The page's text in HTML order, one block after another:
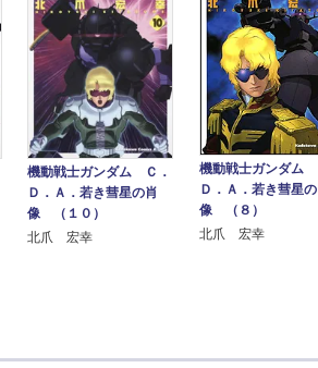
機動戦士ガンダム Ｃ．
Ｄ．Ａ．若き彗星の肖
像 （１０）
北爪 宏幸
機動戦士ガンダム
Ｄ．Ａ．若き彗星
像 （８）
北爪 宏幸